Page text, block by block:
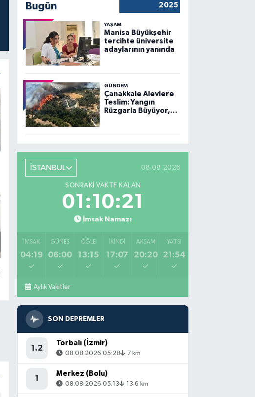
Bugün
2025
YAŞAM
Manisa Büyükşehir
tercihte üniversite
adaylarının yanında
GÜNDEM
Çanakkale Alevlere
Teslim: Yangın
Rüzgarla Büyüyor,
İSTANBUL 08.08.2026
SONRAKI VAKTE KALAN
01:10:20
İmsak Namazı
İMSAK
04:19
GÜNEŞ
06:00
ÖĞLE
13:15
İKINDI
17:07
AKŞAM
20:20
YATSI
21:54
Aylık Vakitler
SON DEPREMLER
1.2
Torbalı (İzmir)
08.08.2026 05:28 7 km
1
Merkez (Bolu)
08.08.2026 05:13 13.6 km